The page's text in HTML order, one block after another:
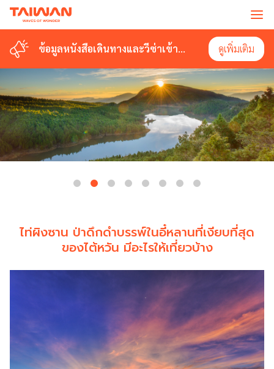
ข้อมูลหนังสือเดินทางและวีซ่าเข้า
ดูเพิ่มเติม
ไท่ผิงซาน ป่าดึกดำบรรพ์ในอี๋หลานที่เงียบที่สุด
ของไต้หวัน มีอะไรให้เที่ยวบ้าง